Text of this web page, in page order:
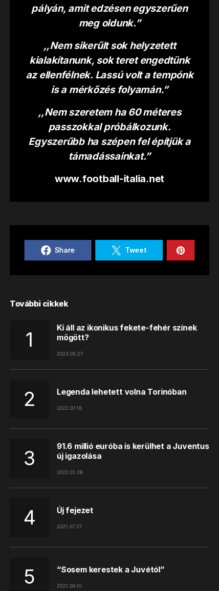
pályán, amit edzésen egyszerűen
meg oldunk.”
,,Nem sikerűlt sok helyzetett
kialakítanunk, sok teret engedtünk
az ellenfélnek. Lassú volt a tempónk
is a mérkőzés folyamán.”
,,Nem szeretem ha 60 méteres
passzokkal próbálkozunk.
Egyszerűbb ha szépen fel építjük a
támadássainkat.”
www.football-italia.net
Share Tweet
További cikkek
Ki áll az ikonikus fekete-fehér színek
mögött?
2023.05.27.
Legenda lehetett volna Torinóban
2022.07.18.
91.6 millió euróba is kerülhet a Juventus
új igazolása
2022.01.28.
Új fejezet
2021.07.27.
“Sosem kerestek a Juvétól”
2021.06.10.